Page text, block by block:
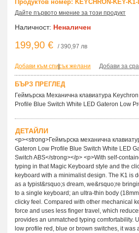
Продуктов номер: KEYCHRON-KEY-K1-
Дайте първото мнение за този продукт
Наличност: Неналичен
199,90 € / 390,97 лв
Добави към списък желани
| Добави за
БЪРЗ ПРЕГЛЕД
Геймърска Механична клавиатура
Profile Blue Switch White LED Gateron Low
ДЕТАЙЛИ
<p><strong>Геймърска механична
Gateron Low Profile Blue Switch White LED
Switch ABS</strong></p> <p>With self-
typing in that Magic Keyboard style and the
keyboard with a minimalist design. The K1 is
as a typist&rsquo;s dream, we&rsquo;re
to a single keyboard; an ultra-thin body
clicky feel. Compared with other mechanical
force and uses less finger travel, which
provides an unmatched typing comfortability.
low profile red, blue or brown switches, it was